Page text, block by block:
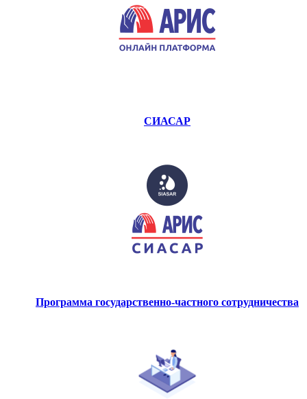
СИАСАР
Программа государственно-частного сотрудничества